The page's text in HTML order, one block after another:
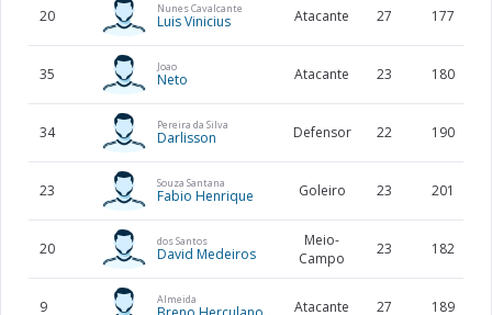
20 Nunes Cavalcante
Luis Vinicius Atacante 27 177
35 Joao
Neto Atacante 23 180
34 Pereira da Silva
Darlisson Defensor 22 190
23 Souza Santana
Fabio Henrique Goleiro 23 201
20 dos Santos
David Medeiros
Meio-
Campo
23 182
9 Almeida Atacante 27 189